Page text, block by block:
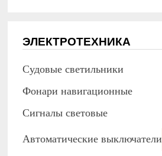
ЭЛЕКТРОТЕХНИКА
Судовые светильники
Фонари навигационные
Сигналы световые
Автоматические выключатели